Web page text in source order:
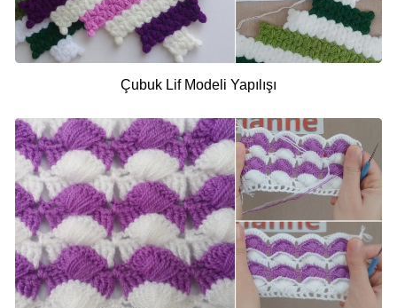
Çubuk Lif Modeli Yapılışı